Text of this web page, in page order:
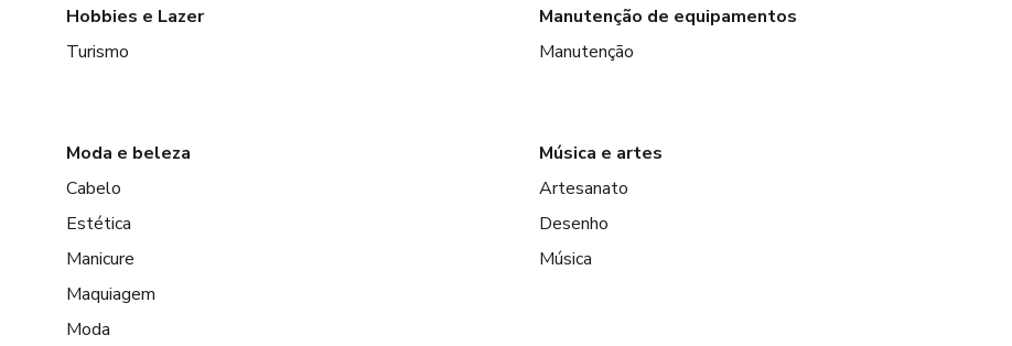
Hobbies e Lazer
Turismo
Manutenção de equipamentos
Manutenção
Moda e beleza
Cabelo
Estética
Manicure
Maquiagem
Moda
Música e artes
Artesanato
Desenho
Música